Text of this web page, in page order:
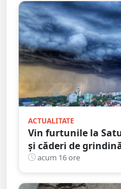
ACTUALITATE
Vin furtunile la
și căderi de
caniculă
acum 16 ore